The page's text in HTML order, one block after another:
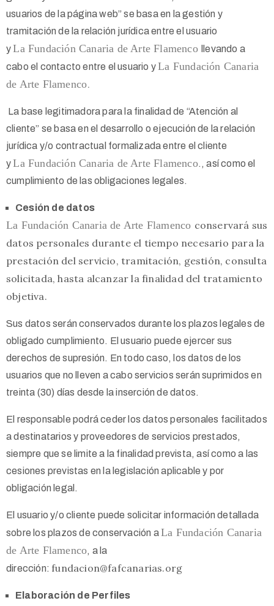
usuarios de la página web” se basa en la gestión y
tramitación de la relación jurídica entre el usuario
yLaFundación Canaria de Arte Flamenco llevando a
cabo el contacto entre el usuario yLa Fundación Canaria
de Arte Flamenco.
La base legitimadora para la finalidad de “Atención al
cliente” se basa en el desarrollo o ejecución de la relación
jurídica y/o contractual formalizada entre el cliente
yLaFundación Canaria de Arte Flamenco., así como el
cumplimiento de las obligaciones legales.
Cesión de datos
La Fundación Canaria de Arte Flamenco conservará sus
datos personales durante el tiempo necesario para la
prestación del servicio, tramitación, gestión, consulta
solicitada, hasta alcanzar la finalidad del tratamiento
objetiva.
Sus datos serán conservados durante los plazos legales de
obligado cumplimiento. El usuario puede ejercer sus
derechos de supresión. En todo caso, los datos de los
usuarios que no lleven a cabo servicios serán suprimidos en
treinta (30) días desde la inserción de datos.
El responsable podrá ceder los datos personales facilitados
a destinatarios y proveedores de servicios prestados,
siempre que se limite a la finalidad prevista, así como a las
cesiones previstas en la legislación aplicable y por
obligación legal.
El usuario y/o cliente puede solicitar información detallada
sobre los plazos de conservación aLa Fundación Canaria
de Arte Flamenco, a la
dirección:fundacion@fafcanarias.org
Elaboración de Perfiles